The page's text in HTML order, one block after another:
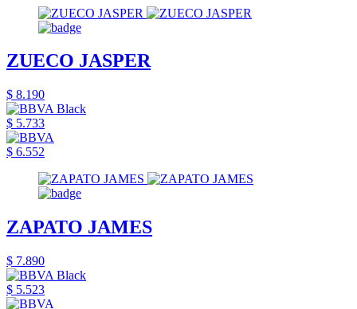
ZUECO JASPER
$ 8.190
$ 5.733
$ 6.552
ZAPATO JAMES
$ 7.890
$ 5.523